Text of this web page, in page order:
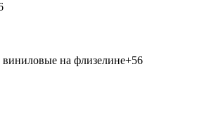
виниловые на флизелине+56